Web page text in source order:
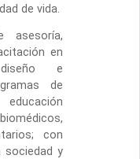
de vida.
asesoría,
en
e
de
con
sociedad y